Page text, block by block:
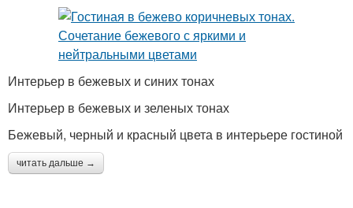
Интерьер в бежевых и синих тонах
Интерьер в бежевых и зеленых тонах
Бежевый, черный и красный цвета в интерьере гостиной
читать дальше →